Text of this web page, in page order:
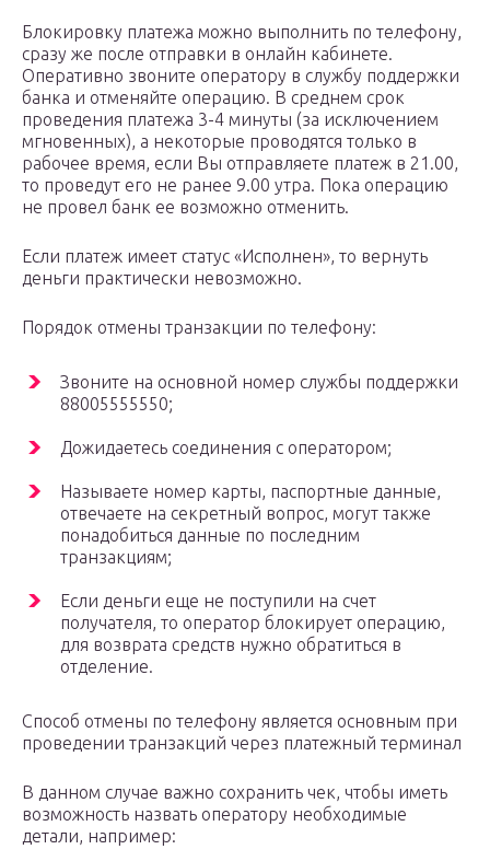
Блокировку платежа можно выполнить по телефону,
сразу же после отправки в онлайн кабинете.
Оперативно звоните оператору в службу поддержки
банка и отменяйте операцию. В среднем срок
проведения платежа 3-4 минуты (за исключением
мгновенных), а некоторые проводятся только в
рабочее время, если Вы отправляете платеж в 21.00,
то проведут его не ранее 9.00 утра. Пока операцию
не провел банк ее возможно отменить.
Если платеж имеет статус «Исполнен», то вернуть
деньги практически невозможно.
Порядок отмены транзакции по телефону:
Звоните на основной номер службы поддержки
88005555550;
Дожидаетесь соединения с оператором;
Называете номер карты, паспортные данные,
отвечаете на секретный вопрос, могут также
понадобиться данные по последним
транзакциям;
Если деньги еще не поступили на счет
получателя, то оператор блокирует операцию,
для возврата средств нужно обратиться в
отделение.
Способ отмены по телефону является основным при
проведении транзакций через платежный терминал
В данном случае важно сохранить чек, чтобы иметь
возможность назвать оператору необходимые
детали, например: